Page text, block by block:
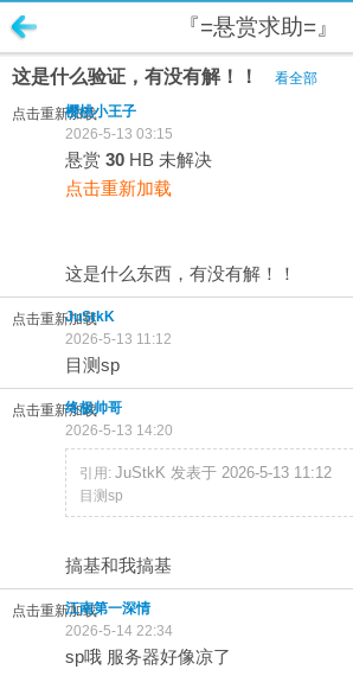
『=悬赏求助=』
这是什么验证，有没有解！！ 看全部
点击重新加载樱桃小王子
2026-5-13 03:15
悬赏 30 HB 未解决
点击重新加载
这是什么东西，有没有解！！
点击重新加载
JuStkK
2026-5-13 11:12
目测sp
点击重新加载
终极帅哥
2026-5-13 14:20
引用: JuStkK 发表于 2026-5-13 11:12
目测sp
搞基和我搞基
点击重新加载江南第一深情
2026-5-14 22:34
sp哦 服务器好像凉了